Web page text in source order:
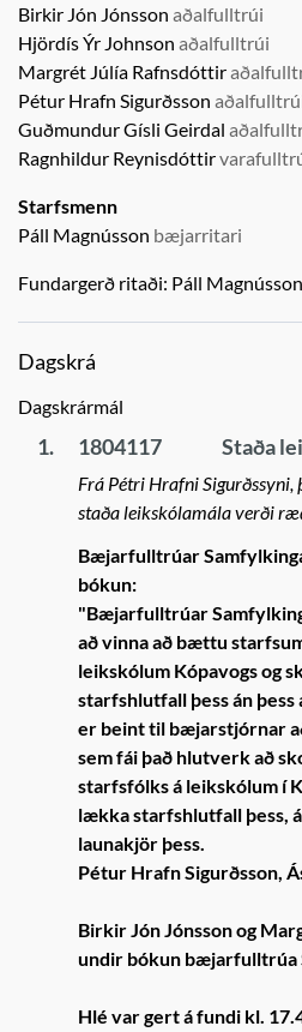
Birkir Jón Jónsson aðalfulltrúi
Hjördís Ýr Johnson aðalfulltrúi
Margrét Júlía Rafnsdóttir
Pétur Hrafn Sigurðsson
Guðmundur Gísli Geirdal
Ragnhildur Reynisdóttir
Starfsmenn
Páll Magnússon bæjarritari
Fundargerð ritaði: Páll Magnússon
Dagskrá
Dagskrármál
1. 1804117 Staða
Frá Pétri Hrafni Sigurðssyni,
staða leikskólamála verði
Bæjarfulltrúar
bókun:
"Bæjarfulltrúar
að vinna að bættu
leikskólum Kópavogs og
starfshlutfall þess án
er beint til bæjarstjórnar
sem fái það hlutverk að
starfsfólks á leikskólum í
lækka starfshlutfall þess,
launakjör þess.
Pétur Hrafn Sigurðsson,
Birkir Jón Jónsson og
undir bókun bæjarfulltrúa
Hlé var gert á fundi kl.